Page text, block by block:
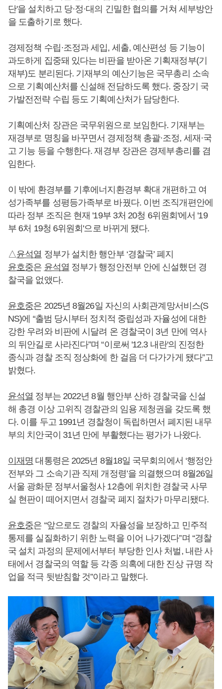
단'을 설치하고 당·정·대의 긴밀한 협의를 거쳐 세부방안
을 도출하기로 했다.
경제정책 수립·조정과 세입, 세출, 예산편성 등 기능이
과도하게 집중돼 있다는 비판을 받아온 기획재정부(기
재부)도 분리된다. 기재부의 예산기능은 국무총리 소속
으로 기획예산처를 신설해 전담하도록 했다. 중장기 국
가발전전략 수립 등도 기획예산처가 담당한다.
기획예산처 장관은 국무위원으로 보임한다. 기재부는
재경부로 명칭을 바꾸면서 경제정책 총괄·조정, 세재·국
고 기능 등을 수행한다. 재경부 장관은 경제부총리를 겸
임한다.
이 밖에 환경부를 기후에너지환경부 확대 개편하고 여
성가족부를 성평등가족부로 바꿨다. 이번 조직개편안에
따라 정부 조직은 현재 '19부 3처 20청 6위원회'에서 '19
부 6처 19청 6위원회'으로 바뀌게 됐다.
△윤석열 정부가 설치한 행안부 ‘경찰국’ 폐지
윤호중은 윤석열 정부가 행정안전부 안에 신설했던 경
찰국을 없앴다.
윤호중은 2025년 8월26일 자신의 사회관계망서비스(S
NS)에 “출범 당시부터 정치적 중립성과 자율성에 대한
강한 우려와 비판에 시달려 온 경찰국이 3년 만에 역사
의 뒤안길로 사라진다”며 “이로써 '12.3 내란'의 진정한
종식과 경찰 조직 정상화에 한 걸음 더 다가가게 됐다”고
밝혔다.
윤석열 정부는 2022년 8월 행안부 산하 경찰국을 신설
해 총경 이상 고위직 경찰관의 임용 제청권을 갖도록 했
다. 이를 두고 1991년 경찰청이 독립하면서 폐지된 내무
부의 치안국이 31년 만에 부활했다는 평가가 나왔다.
이재명 대통령은 2025년 8월18일 국무회의에서 ‘행정안
전부와 그 소속기관 직제 개정령’을 의결했으며 8월26일
서울 광화문 정부서울청사 12층에 위치한 경찰국 사무
실 현판이 떼어지면서 경찰국 폐지 절차가 마무리됐다.
윤호중은 “앞으로도 경찰의 자율성을 보장하고 민주적
통제를 실질화하기 위한 노력을 이어 나가겠다”며 “경찰
국 설치 과정의 문제에서부터 부당한 인사 처벌, 내란 사
태에서 경찰국의 역할 등 각종 의혹에 대한 진상 규명 작
업을 적극 뒷받침할 것”이라고 말했다.